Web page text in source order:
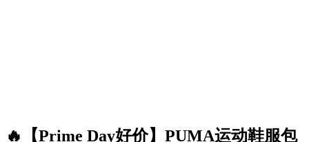
🔥【Prime Day好价】PUMA运动鞋服包